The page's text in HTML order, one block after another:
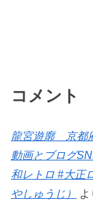
コメント
龍宮遊廓 京都
動画とブログ
和レトロ #大正
やしゅうじ）
よ